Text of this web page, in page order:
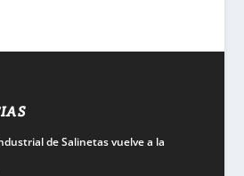
de Salinetas vuelve a la